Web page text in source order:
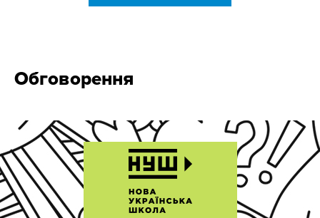
Обговорення